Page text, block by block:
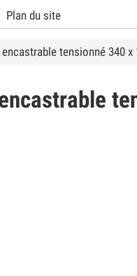
Plan du site
tensionné 340